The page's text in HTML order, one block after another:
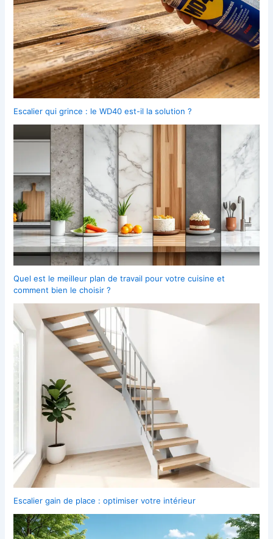
Escalier qui grince : le WD40 est-il la solution ?
Quel est le meilleur plan de travail pour votre cuisine et
comment bien le choisir ?
Escalier gain de place : optimiser votre intérieur